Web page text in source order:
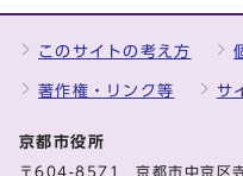
このサイトの考え方
著作権・リンク等 サ
京都市役所
〒604-8571 京都市中京区